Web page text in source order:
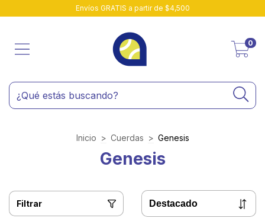
Envíos GRATIS a partir de $4,500
0
Inicio > Cuerdas > Genesis
Genesis
Filtrar